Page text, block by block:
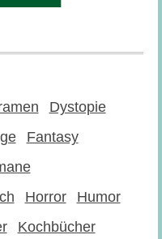
Dystopie
Fantasy
Horror
Humor
Kochbücher